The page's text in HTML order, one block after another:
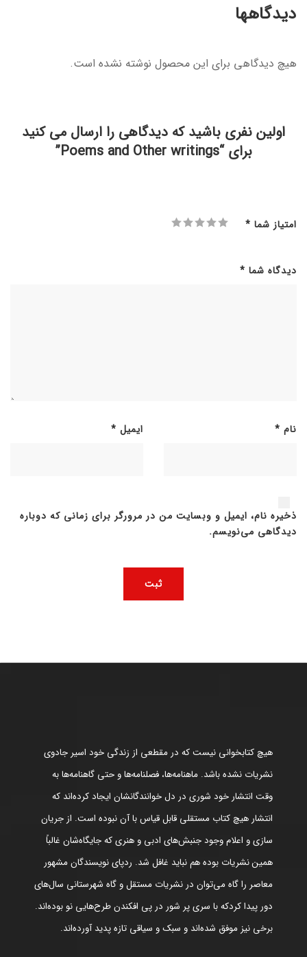
دیدگاهها
هیچ دیدگاهی برای این محصول نوشته نشده است.
اولین نفری باشید که دیدگاهی را ارسال می کنید
برای “Poems and Other writings”
امتیاز شما *
دیدگاه شما *
نام * ایمیل *
ذخیره نام، ایمیل و وبسایت من در مرورگر برای زمانی که دوباره
دیدگاهی می‌نویسم.
هیچ کتابخوانی نیست که در مقطعی از زندگی خود اسیر جادوی
نشریات نشده باشد. ماهنامه‌ها، فصلنامه‌ها و حتی گاهنامه‌ها به
وقت انتشار خود شوری در دل خوانندگانشان ایجاد کرده‌اند که
انتشار هیچ کتاب مستقلی قابل قیاس با آن نبوده است. از جریان
سازی و اعلام وجود جنبش‌های ادبی و هنری که جایگاه‌شان غالباً
همین نشریات بوده هم نباید غافل شد. ردپای نویسندگان مشهور
معاصر را گاه می‌توان در نشریات مستقل و گاه شهرستانی سال‌های
دور پیدا کردکه با سری پر شور در پی افکندن طرح‌هایی نو بوده‌اند.
برخی نیز موفق شده‌اند و سبک و سیاقی تازه پدید آورده‌اند.